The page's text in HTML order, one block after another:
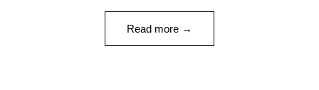
Read more →